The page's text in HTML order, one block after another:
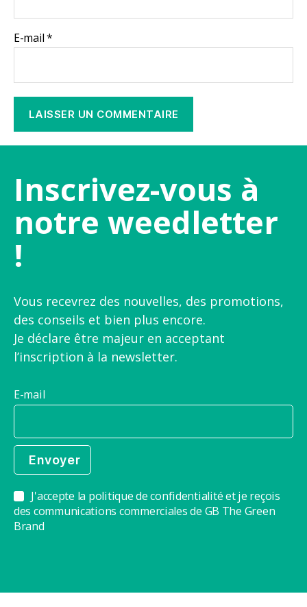
E-mail*
Inscrivez-vous à
notre weedletter
!
Vous recevrez des nouvelles, des promotions,
des conseils et bien plus encore.
Je déclare être majeur en acceptant
l’inscription à la newsletter.
E-mail
J'accepte la politique de confidentialité et je reçois
des communications commerciales de GB The Green
Brand